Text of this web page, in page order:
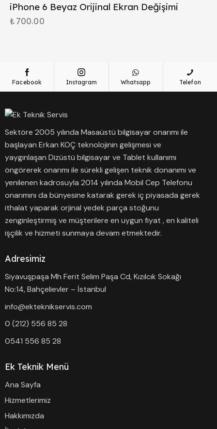
iPhone 6 Beyaz Orijinal Ekran Değişimi
₺700.00
Facebook Instagram Whatsapp Telefon
Sektöre 2005 yılında Masaüstü bilgisayar onarımı ile
başlayan Erkan KOÇ teknolojinin gelişmesi ve
yaygınlaşan Dizüstü bilgisayar ve Tablet kullanımı
öngörerek onarımı ile sürekli gelişen teknik donanımı ve
yenilenen kadrosuyla 2014 yılında Mobil Cep Telefonu
onarımını da bünyesine katarak gerek iç piyasada gerek
ithalat yaparak orjinal yedek parça stoğunu
zenginleştirmiş ve müşterilere en uygun fiyat , en kaliteli
işçilik ve hizmeti sunmaya devam etmektedir.
Adresimiz
Siyavuşpaşa Mh Ferit Selim Paşa Cd, Kızılcık Sokağı
No:14, Bahçelievler – İstanbul
info@ekteknikservis.com
0 (212) 556 85 28
0541 556 85 28
Ek Teknik Menü
Ana Sayfa
Hizmetlerimiz
Hakkımızda